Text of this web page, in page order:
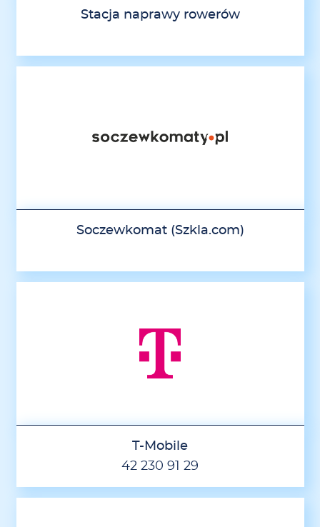
Stacja naprawy rowerów
Soczewkomat (Szkla.com)
T-Mobile
42 230 91 29